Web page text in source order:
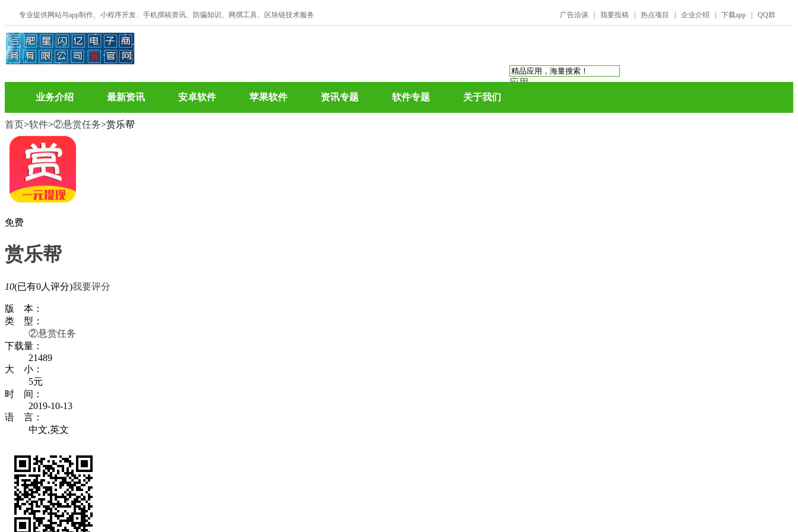
专业提供网站与app制作、小程序开发、手机撰稿资讯、防骗知识、网撰工具、区块链技术服务 广告洽谈 我要投稿 热点项目 企业介绍 下载app QQ群
应用
业务介绍 最新资讯 安卓软件 苹果软件 资讯专题 软件专题 关于我们
首页>软件>②悬赏任务>赏乐帮
免费
赏乐帮
10(已有0人评分)我要评分
版 本：
类 型：
②悬赏任务
下载量：
21489
大 小：
5元
时 间：
2019-10-13
语 言：
中文,英文